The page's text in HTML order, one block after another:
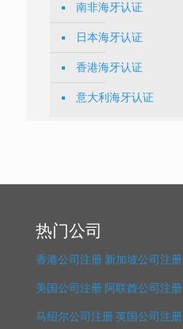
南非海牙认证
日本海牙认证
香港海牙认证
意大利海牙认证
热门公司
香港公司注册 新加坡公司注册
美国公司注册 阿联酋公司注册
马绍尔公司注册英国公司注册